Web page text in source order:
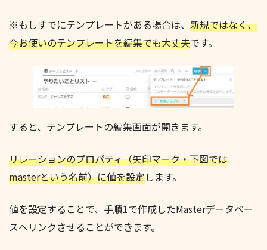
※もしすでにテンプレートがある場合は、 新規ではなく、
今お使いのテンプレートを編集でも大丈夫です。
すると、テンプレートの編集画面が開きます。
リレーションのプロパティ（矢印マーク・下図では
masterという名前）に値を設定します。
値を設定することで、手順1で作成したMasterデータベー
スへリンクさせることができます。